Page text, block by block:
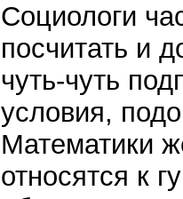
Социологи
посчитать и
чуть-чуть
условия,
Математики
относятся к